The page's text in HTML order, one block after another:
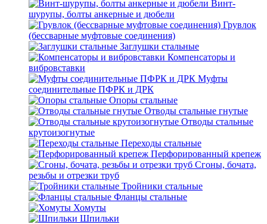
Винт-
шурупы, болты анкерные и дюбели
Грувлок
(бессварные муфтовые соединения)
Заглушки стальные
Компенсаторы и
вибровставки
Муфты
соединительные ПФРК и ДРК
Опоры стальные
Отводы стальные гнутые
Отводы стальные
крутоизогнутые
Переходы стальные
Перфорированный крепеж
Сгоны, бочата,
резьбы и отрезки труб
Тройники стальные
Фланцы стальные
Хомуты
Шпильки